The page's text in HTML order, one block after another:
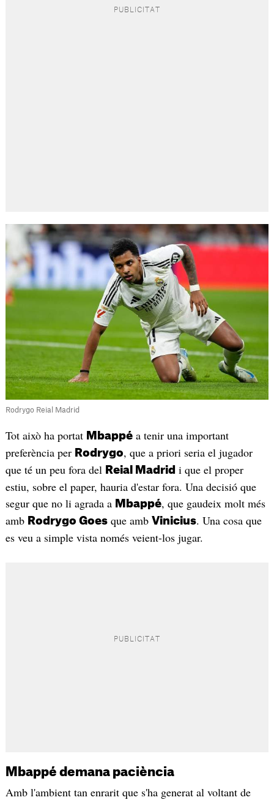
Rodrygo Reial Madrid
Tot això ha portat Mbappéa tenir una important
preferència per Rodrygo, que a priori seria el jugador
que té un peu fora del Reial Madrid i que el proper
estiu, sobre el paper, hauria d'estar fora. Una decisió que
segur que no li agrada a Mbappé, que gaudeix molt més
amb Rodrygo Goesque amb Vinicius. Una cosa que
es veu a simple vista només veient-los jugar.
Mbappé demana paciència
Amb l'ambient tan enrarit que s'ha generat al voltant de